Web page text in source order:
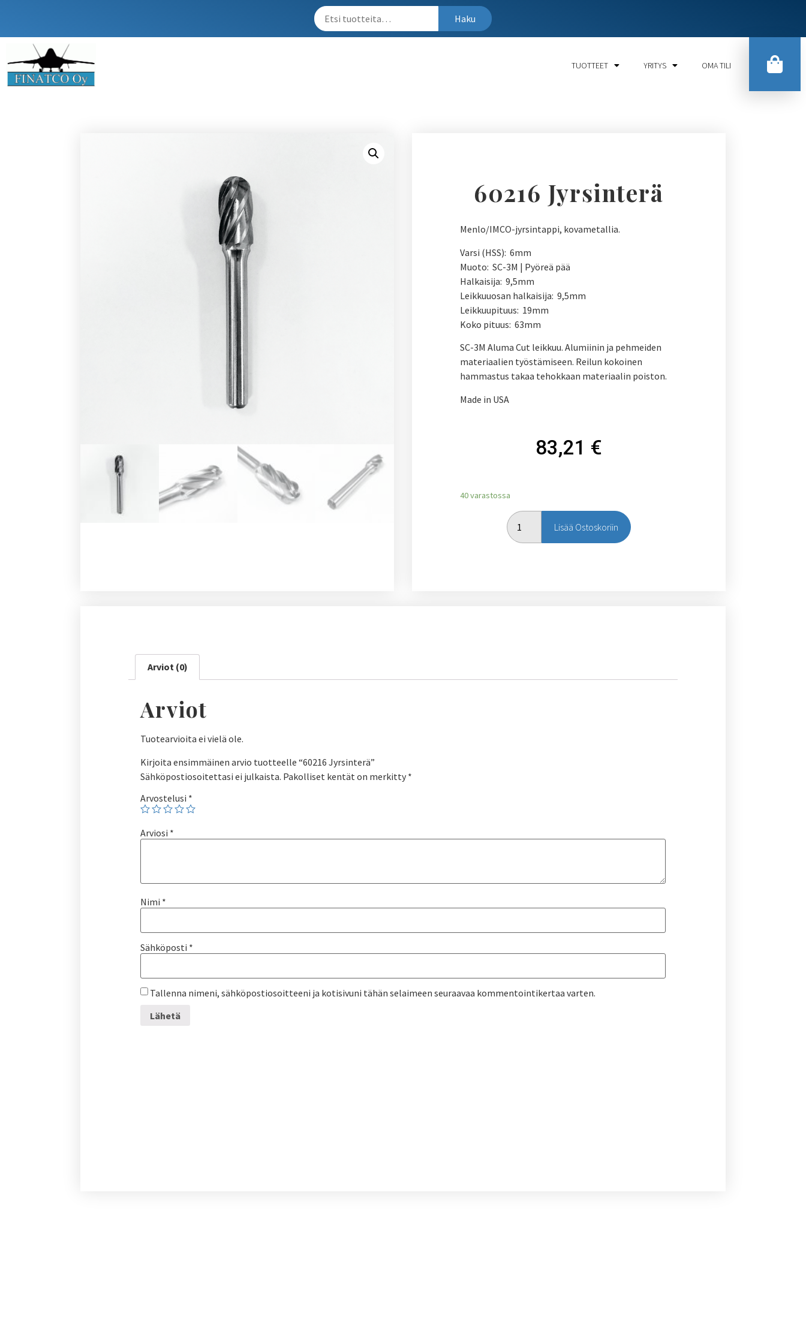
Haku
TUOTTEET YRITYS OMA TILI
60216 Jyrsinterä
Menlo/IMCO-jyrsintappi, kovametallia.
Varsi (HSS): 6mm
Muoto: SC-3M | Pyöreä pää
Halkaisija: 9,5mm
Leikkuuosan halkaisija: 9,5mm
Leikkuupituus: 19mm
Koko pituus: 63mm
SC-3M Aluma Cut leikkuu. Alumiinin ja pehmeiden
materiaalien työstämiseen. Reilun kokoinen
hammastus takaa tehokkaan materiaalin poiston.
Made in USA
83,21 €
40 varastossa
Lisää Ostoskoriin
Arviot (0)
Arviot
Tuotearvioita ei vielä ole.
Kirjoita ensimmäinen arvio tuotteelle “60216 Jyrsinterä”
Sähköpostiosoitettasi ei julkaista. Pakolliset kentät on merkitty *
Arvostelusi *
Arviosi *
Nimi *
Sähköposti *
Tallenna nimeni, sähköpostiosoitteeni ja kotisivuni tähän selaimeen seuraavaa kommentointikertaa varten.